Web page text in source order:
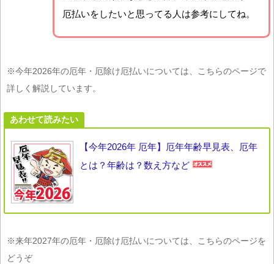
厄払いをしたいと思ってる人は参考にしてね。
※今年2026年の厄年・厄除け厄払いについては、こちらのページで
詳しく解説しています。
あわせて読みたい
【今年2026年 厄年】厄年年齢早見表、厄年
とは？年齢は？数え方など
※来年2027年の厄年・厄除け厄払いについては、こちらのページを
どうぞ